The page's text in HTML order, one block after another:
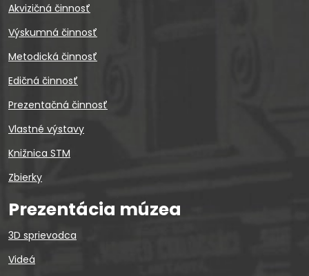
Akvizičná činnosť
Výskumná činnosť
Metodická činnosť
Edičná činnosť
Prezentačná činnosť
Vlastné výstavy
Knižnica STM
Zbierky
Prezentácia múzea
3D sprievodca
Videá